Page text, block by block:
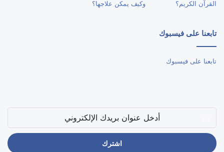
تابعنا على فيسبوك
تابعنا على فيسبوك
بريدك
الإلكتروني